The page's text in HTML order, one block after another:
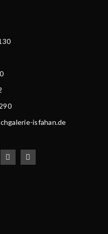
isfahan.de